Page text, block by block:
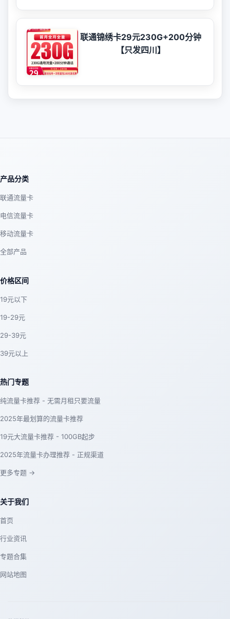
联通锦绣卡29元230G+200分钟
【只发四川】
产品分类
联通流量卡
电信流量卡
移动流量卡
全部产品
价格区间
19元以下
19-29元
29-39元
39元以上
热门专题
纯流量卡推荐 - 无需月租只要流量
2025年最划算的流量卡推荐
19元大流量卡推荐 - 100GB起步
2025年流量卡办理推荐 - 正规渠道
更多专题 →
关于我们
首页
行业资讯
专题合集
网站地图